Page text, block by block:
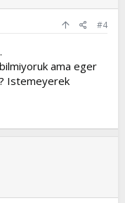
#4
ama eger
Istemeyerek